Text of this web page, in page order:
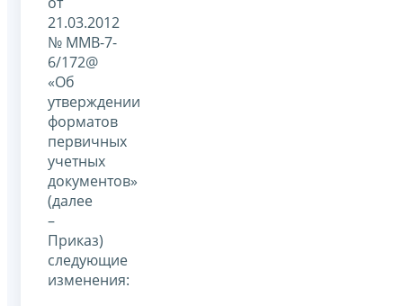
21.03.2012
№ ММВ-7-
6/172@
«Об
утверждении
форматов
первичных
учетных
документов»
(далее
–
Приказ)
следующие
изменения: